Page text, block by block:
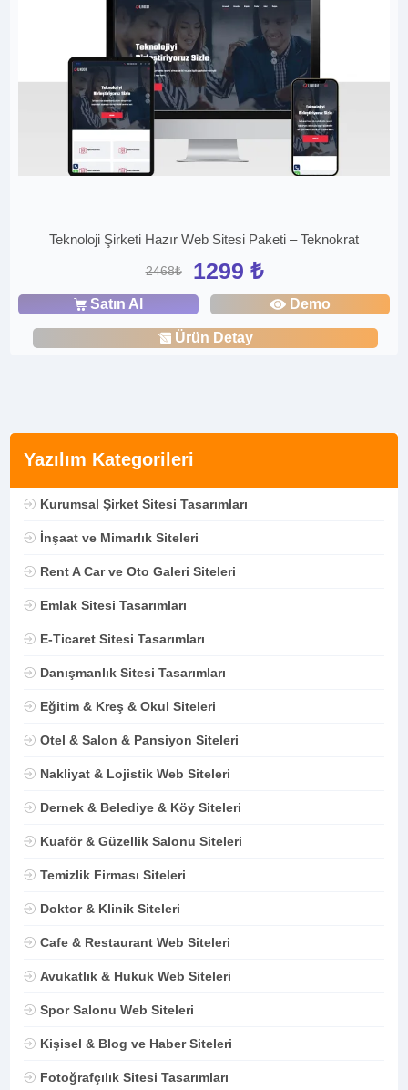
Yazılım Kategorileri
Kurumsal Şirket Sitesi Tasarımları
İnşaat ve Mimarlık Siteleri
Rent A Car ve Oto Galeri Siteleri
Emlak Sitesi Tasarımları
E-Ticaret Sitesi Tasarımları
Danışmanlık Sitesi Tasarımları
Eğitim & Kreş & Okul Siteleri
Otel & Salon & Pansiyon Siteleri
Nakliyat & Lojistik Web Siteleri
Dernek & Belediye & Köy Siteleri
Kuaför & Güzellik Salonu Siteleri
Temizlik Firması Siteleri
Doktor & Klinik Siteleri
Cafe & Restaurant Web Siteleri
Avukatlık & Hukuk Web Siteleri
Spor Salonu Web Siteleri
Kişisel & Blog ve Haber Siteleri
Fotoğrafçılık Sitesi Tasarımları
Teknoloji Şirketi Hazır Web Sitesi Paketi – Teknokrat
2468₺ 1299 ₺
Satın Al Demo
Ürün Detay